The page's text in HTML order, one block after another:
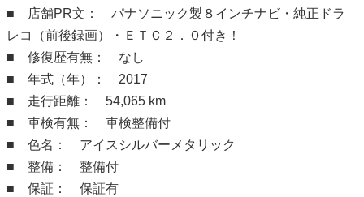
■ 店舗PR文： パナソニック製８インチナビ・純正ドラ
レコ（前後録画）・ＥＴＣ２．０付き！
■ 修復歴有無： なし
■ 年式（年）： 2017
■ 走行距離： 54,065 km
■ 車検有無： 車検整備付
■ 色名： アイスシルバーメタリック
■ 整備： 整備付
■ 保証： 保証有